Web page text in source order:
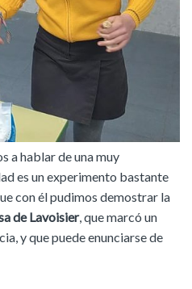
a hablar de una muy
es un experimento bastante
con él pudimos demostrar la
de Lavoisier, que marcó un
y que puede enunciarse de